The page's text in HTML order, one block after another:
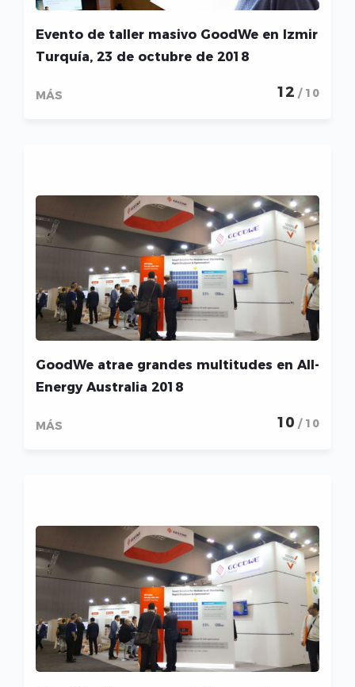
Evento de taller masivo GoodWe en Izmir
Turquía, 23 de octubre de 2018
MÁS 12 / 10
GoodWe atrae grandes multitudes en All-
Energy Australia 2018
MÁS 10 / 10